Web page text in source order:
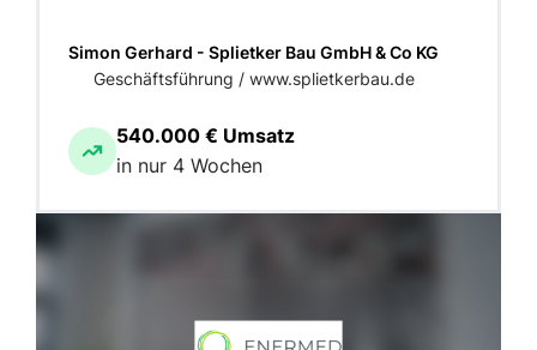
Simon Gerhard - Splietker Bau GmbH & Co KG
Geschäftsführung / www.splietkerbau.de
540.000 € Umsatz
in nur 4 Wochen